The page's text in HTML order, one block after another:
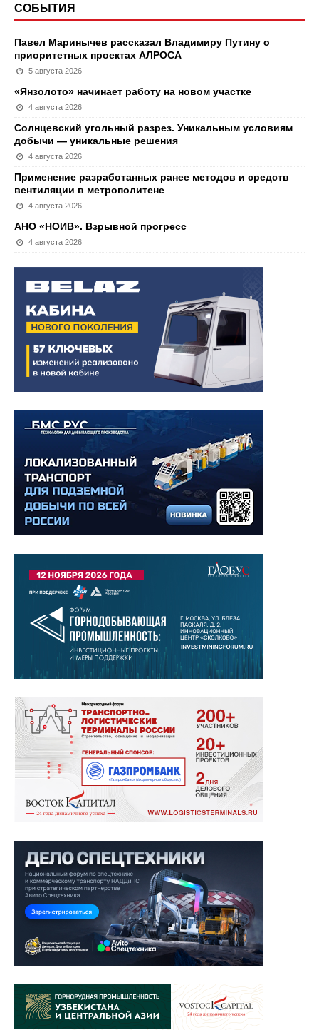
СОБЫТИЯ
Павел Маринычев рассказал Владимиру Путину о
приоритетных проектах АЛРОСА
5 августа 2026
«Янзолото» начинает работу на новом участке
4 августа 2026
Солнцевский угольный разрез. Уникальным условиям
добычи — уникальные решения
4 августа 2026
Применение разработанных ранее методов и средств
вентиляции в метрополитене
4 августа 2026
АНО «НОИВ». Взрывной прогресс
4 августа 2026